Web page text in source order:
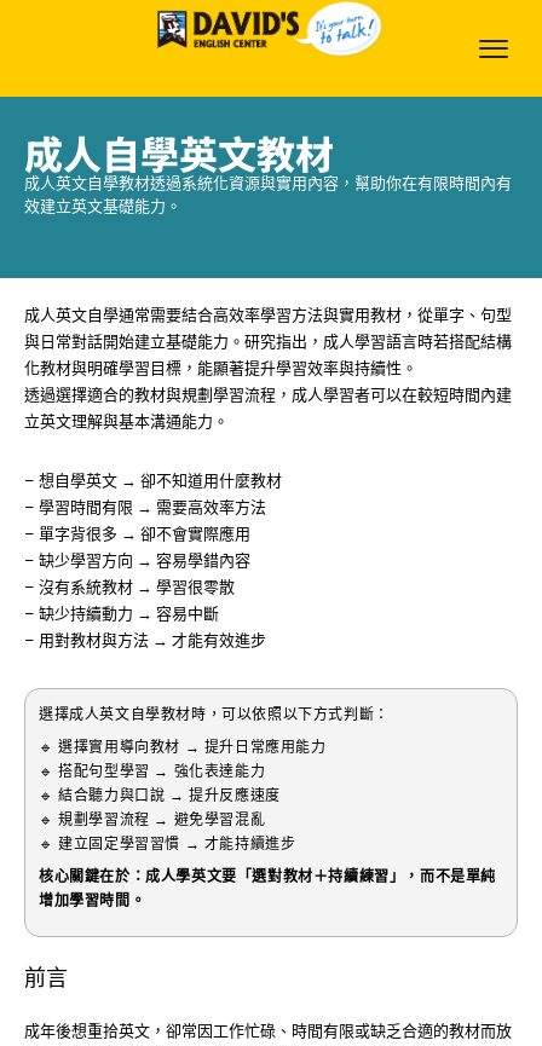
成人自學英文教材
成人英文自學教材透過系統化資源與實用內容，幫助你在有限時間內有
效建立英文基礎能力。
成人英文自學通常需要結合高效率學習方法與實用教材，從單字、句型
與日常對話開始建立基礎能力。研究指出，成人學習語言時若搭配結構
化教材與明確學習目標，能顯著提升學習效率與持續性。
透過選擇適合的教材與規劃學習流程，成人學習者可以在較短時間內建
立英文理解與基本溝通能力。
– 想自學英文 → 卻不知道用什麼教材
– 學習時間有限 → 需要高效率方法
– 單字背很多 → 卻不會實際應用
– 缺少學習方向 → 容易學錯內容
– 沒有系統教材 → 學習很零散
– 缺少持續動力 → 容易中斷
– 用對教材與方法 → 才能有效進步
選擇成人英文自學教材時，可以依照以下方式判斷：
🔹 選擇實用導向教材 → 提升日常應用能力
🔹 搭配句型學習 → 強化表達能力
🔹 結合聽力與口說 → 提升反應速度
🔹 規劃學習流程 → 避免學習混亂
🔹 建立固定學習習慣 → 才能持續進步
核心關鍵在於：成人學英文要「選對教材＋持續練習」，而不是單純
增加學習時間。
前言
成年後想重拾英文，卻常因工作忙碌、時間有限或缺乏合適的教材而放